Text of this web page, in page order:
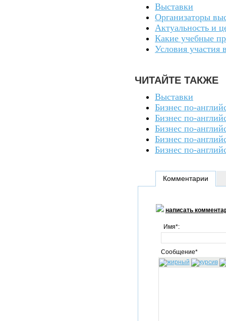
Выставки
Организаторы
Актуальность и
Какие учебные
Условия участия
ЧИТАЙТЕ ТАКЖЕ
Выставки
Бизнес по-
Бизнес по-
Бизнес по-
Бизнес по-
Бизнес по-
Комментарии
написать
Имя*:
Сообщение*